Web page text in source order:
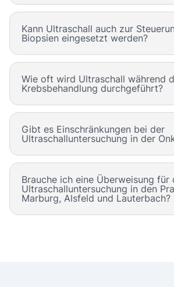
Kann Ultraschall auch zur
Biopsien eingesetzt werden?
Wie oft wird Ultraschall während
Krebsbehandlung durchgeführt?
Gibt es Einschränkungen bei der
Ultraschalluntersuchung in der
Brauche ich eine Überweisung für
Ultraschalluntersuchung in den
Marburg, Alsfeld und Lauterbach?